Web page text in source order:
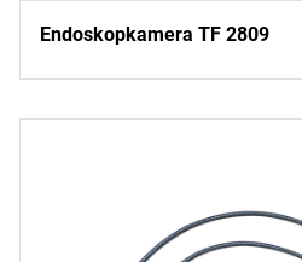
Endoskopkamera TF 2809